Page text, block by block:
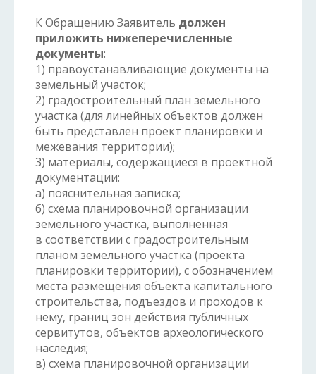
К Обращению Заявитель должен
приложить нижеперечисленные
документы:
1) правоустанавливающие документы на
земельный участок;
2) градостроительный план земельного
участка (для линейных объектов должен
быть представлен проект планировки и
межевания территории);
3) материалы, содержащиеся в проектной
документации:
а) пояснительная записка;
б) схема планировочной организации
земельного участка, выполненная
в соответствии с градостроительным
планом земельного участка (проекта
планировки территории), с обозначением
места размещения объекта капитального
строительства, подъездов и проходов к
нему, границ зон действия публичных
сервитутов, объектов археологического
наследия;
в) схема планировочной организации